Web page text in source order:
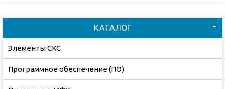
КАТАЛОГ
Элементы СКС
Программное обеспечение (ПО)